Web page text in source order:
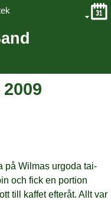
på Wilmas urgoda tai-
och fick en portion
till kaffet efteråt. Allt var